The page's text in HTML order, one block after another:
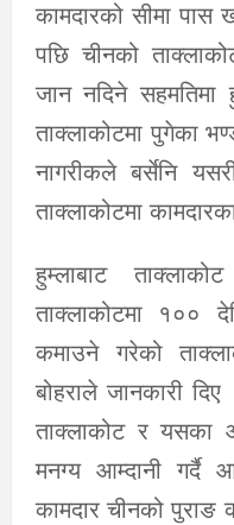
कामदारको सीमा पास
पछि चीनको
जान नदिने सहमतिमा
ताक्लाकोटमा पुगेका
नागरीकले बर्सेनि
ताक्लाकोटमा
हुम्लाबाट
ताक्लाकोटमा १००
कमाउने गरेको
बोहराले जानकारी
ताक्लाकोट र यसका
मनग्य आम्दानी
कामदार चीनको पुराङ